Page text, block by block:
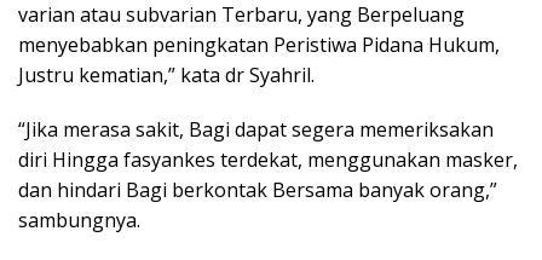
varian atau subvarian Terbaru, yang Berpeluang
menyebabkan peningkatan Peristiwa Pidana Hukum,
Justru kematian,” kata dr Syahril.
“Jika merasa sakit, Bagi dapat segera memeriksakan
diri Hingga fasyankes terdekat, menggunakan masker,
dan hindari Bagi berkontak Bersama banyak orang,”
sambungnya.